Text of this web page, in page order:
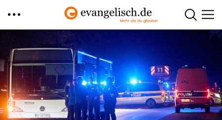
Direkt
zum
Inhalt